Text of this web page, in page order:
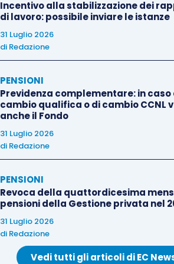
Incentivo alla stabilizzazione dei
di lavoro: possibile inviare le istanze
31 Luglio 2026
di Redazione
PENSIONI
Previdenza complementare: in caso
cambio qualifica o di cambio CCNL
anche il Fondo
31 Luglio 2026
di Redazione
PENSIONI
Revoca della quattordicesima
pensioni della Gestione privata nel
31 Luglio 2026
di Redazione
Vedi tutti gli articoli di EC